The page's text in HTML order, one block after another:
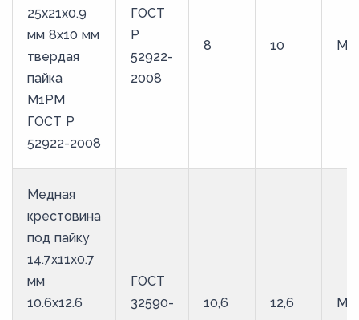
25х21х0.9
мм 8х10 мм
твердая
пайка
М1РМ
ГОСТ Р
52922-2008
ГОСТ
Р
52922-
2008
8 10
Медная
крестовина
под пайку
14.7х11х0.7
мм
10.6х12.6
ГОСТ
32590-
10,6 12,6